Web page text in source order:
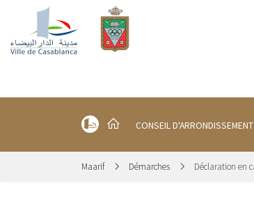
CONSEIL D'ARRONDISSEMENT
Maarif Démarches Déclaration en